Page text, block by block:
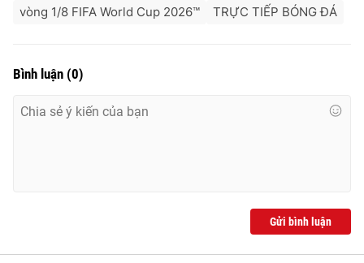
vòng 1/8 FIFA World Cup 2026™
TRỰC TIẾP BÓNG ĐÁ
Bình luận (0)
Gửi bình luận